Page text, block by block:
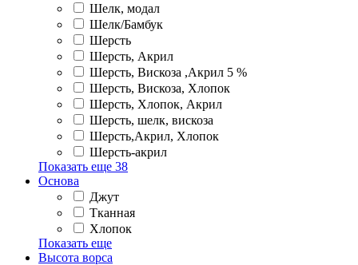
Шелк, модал
Шелк/Бамбук
Шерсть
Шерсть, Акрил
Шерсть, Вискоза ,Акрил 5 %
Шерсть, Вискоза, Хлопок
Шерсть, Хлопок, Акрил
Шерсть, шелк, вискоза
Шерсть,Акрил, Хлопок
Шерсть-акрил
Показать еще 38
Основа
Джут
Тканная
Хлопок
Показать еще
Высота ворса